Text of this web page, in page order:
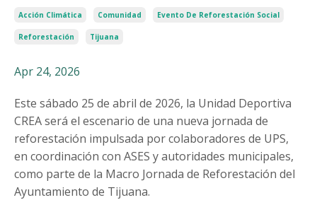
Acción Climática Comunidad Evento De Reforestación Social
Reforestación Tijuana
Apr 24, 2026
Este sábado 25 de abril de 2026, la Unidad Deportiva
CREA será el escenario de una nueva jornada de
reforestación impulsada por colaboradores de UPS,
en coordinación con ASES y autoridades municipales,
como parte de la Macro Jornada de Reforestación del
Ayuntamiento de Tijuana.